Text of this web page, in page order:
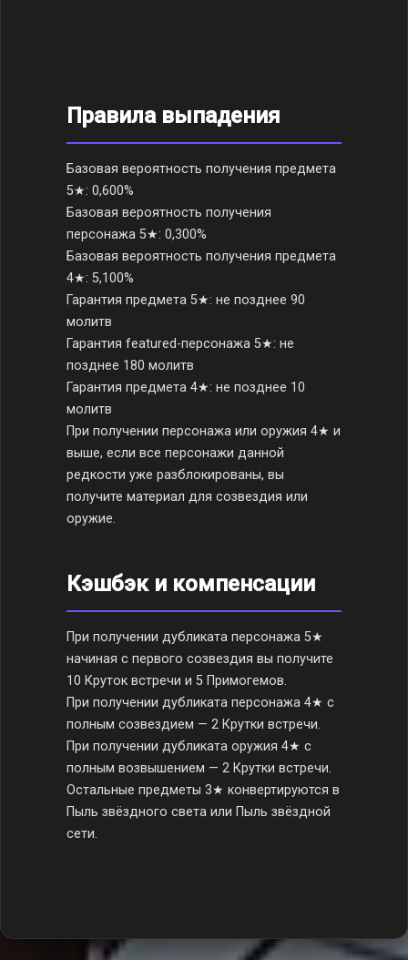
Правила выпадения
Базовая вероятность получения предмета
5★: 0,600%
Базовая вероятность получения
персонажа 5★: 0,300%
Базовая вероятность получения предмета
4★: 5,100%
Гарантия предмета 5★: не позднее 90
молитв
Гарантия featured-персонажа 5★: не
позднее 180 молитв
Гарантия предмета 4★: не позднее 10
молитв
При получении персонажа или оружия 4★ и
выше, если все персонажи данной
редкости уже разблокированы, вы
получите материал для созвездия или
оружие.
Кэшбэк и компенсации
При получении дубликата персонажа 5★
начиная с первого созвездия вы получите
10 Круток встречи и 5 Примогемов.
При получении дубликата персонажа 4★ с
полным созвездием — 2 Крутки встречи.
При получении дубликата оружия 4★ с
полным возвышением — 2 Крутки встречи.
Остальные предметы 3★ конвертируются в
Пыль звёздного света или Пыль звёздной
сети.